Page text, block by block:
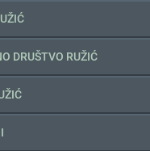
DRUŠTVO RUŽIĆ